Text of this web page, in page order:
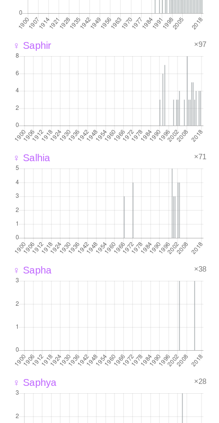
♀ Saphir ×97
♀ Salhia ×71
♀ Sapha ×38
♀ Saphya ×28